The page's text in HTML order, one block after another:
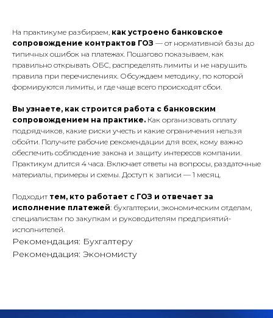
На практикуме разбираем, как устроено банковское
сопровождение контрактов ГОЗ — от нормативной базы до
типичных ошибок на платежах. Пошагово показываем, как
правильно открывать ОБС, распределять лимиты и не нарушить
правила при перечислениях. Обсуждаем методику, по которой
формируются лимиты, и где чаще всего происходят сбои.
Вы узнаете, как строится работа с банковским
сопровождением на практике. Как организовать оплату
подрядчиков, какие риски учесть и какие ограничения нельзя
обойти. Получите рабочие рекомендации для всех, кому важно
обеспечить соблюдение закона и защиту интересов компании.
Практикум длится 4 часа. Включает ответы на вопросы, раздаточные
материалы, примеры и схемы. Доступ к записи — 1 месяц.
Подходит тем, кто работает с ГОЗ и отвечает за
исполнение платежей: бухгалтерии, экономическим отделам,
специалистам по закупкам и руководителям предприятий-
исполнителей.
Рекомендация: Бухгалтеру
Рекомендация: Экономисту